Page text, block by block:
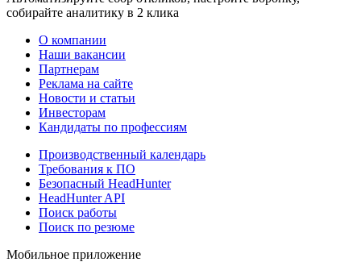
собирайте аналитику в 2 клика
О компании
Наши вакансии
Партнерам
Реклама на сайте
Новости и статьи
Инвесторам
Кандидаты по профессиям
Производственный календарь
Требования к ПО
Безопасный HeadHunter
HeadHunter API
Поиск работы
Поиск по резюме
Мобильное приложение